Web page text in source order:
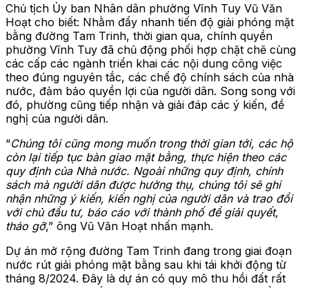
Chủ tịch Ủy ban Nhân dân phường Vĩnh Tuy Vũ Văn
Hoạt cho biết: Nhằm đẩy nhanh tiến độ giải phóng mặt
bằng đường Tam Trinh, thời gian qua, chính quyền
phường Vĩnh Tuy đã chủ động phối hợp chặt chẽ cùng
các cấp các ngành triển khai các nội dung công việc
theo đúng nguyên tắc, các chế độ chính sách của nhà
nước, đảm bảo quyền lợi của người dân. Song song với
đó, phường cũng tiếp nhận và giải đáp các ý kiến, đề
nghị của người dân.
“Chúng tôi cũng mong muốn trong thời gian tới, các hộ
còn lại tiếp tục bàn giao mặt bằng, thực hiện theo các
quy định của Nhà nước. Ngoài những quy định, chính
sách mà người dân được hưởng thụ, chúng tôi sẽ ghi
nhận những ý kiến, kiến nghị của người dân và trao đổi
với chủ đầu tư, báo cáo với thành phố để giải quyết,
tháo gỡ,” ông Vũ Văn Hoạt nhấn mạnh.
Dự án mở rộng đường Tam Trinh đang trong giai đoạn
nước rút giải phóng mặt bằng sau khi tái khởi động từ
tháng 8/2024. Đây là dự án có quy mô thu hồi đất rất